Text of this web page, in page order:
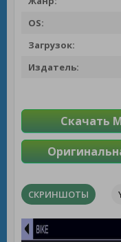
OS:
Загрузок:
Издатель:
Скачать
СКРИНШОТЫ